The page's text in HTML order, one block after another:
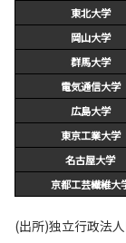
東北大学
岡山大学
群馬大学
電気通信大学
広島大学
東京工業大学
名古屋大学
京都工芸繊維大
(出所)独立行政法